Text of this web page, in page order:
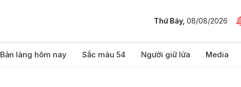
Thứ Bảy, 08/08/2026
Bản làng hôm nay Sắc màu 54 Người giữ lửa Media